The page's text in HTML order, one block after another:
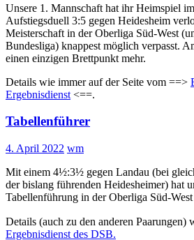
Unsere 1. Mannschaft hat ihr Heimspiel
Aufstiegsduell 3:5 gegen Heidesheim
Meisterschaft in der Oberliga Süd-West
Bundesliga) knappest möglich verpasst.
einen einzigen Brettpunkt mehr.
Details wie immer auf der Seite vom ==>
Ergebnisdienst <==.
Tabellenführer
4. April 2022 wm
Mit einem 4½:3½ gegen Landau (bei
der bislang führenden Heidesheimer) hat
Tabellenführung in der Oberliga Süd-
Details (auch zu den anderen
Ergebnisdienst des DSB.